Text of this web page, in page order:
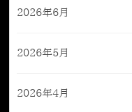
2026年6月
2026年5月
2026年4月